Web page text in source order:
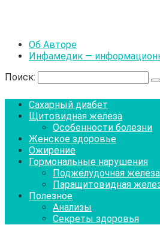
Об Авторе
Инфамедик —
Поиск:
Сахарный диабет
Щитовидная железа
Особенности болезни
Женское здоровье
Ожирение
Гормональные нарушения
Поджелудочная железа
Паращитовидная
Полезное
Анализы
Секреты здоровья